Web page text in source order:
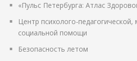
«Пульс Петербурга: Атлас
Центр психолого-педагогической,
социальной помощи
Безопасность летом